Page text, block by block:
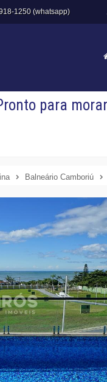
1250 (whatsapp)
para morar
Balneário Camboriú